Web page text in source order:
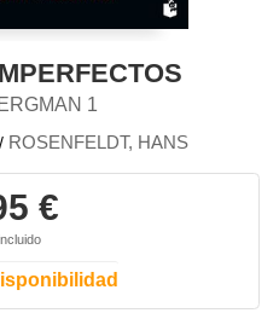
1
/ ROSENFELDT, HANS
€